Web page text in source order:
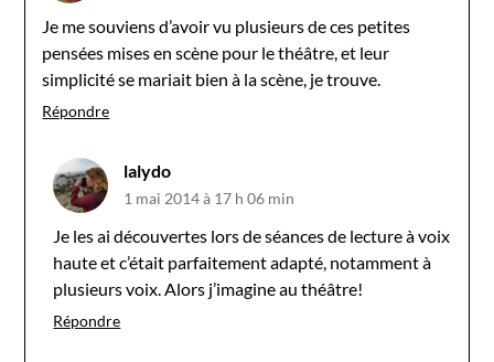
Je me souviens d’avoir vu plusieurs de ces petites
pensées mises en scène pour le théâtre, et leur
simplicité se mariait bien à la scène, je trouve.
Répondre
lalydo
1 mai 2014 à 17 h 06 min
Je les ai découvertes lors de séances de lecture à voix
haute et c’était parfaitement adapté, notamment à
plusieurs voix. Alors j’imagine au théâtre!
Répondre